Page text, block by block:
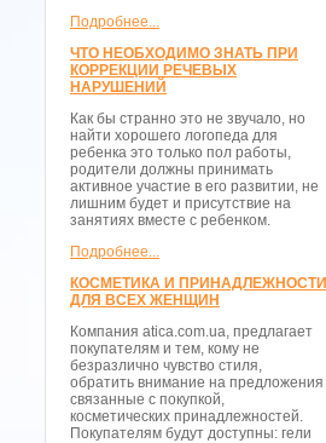
Подробнее...
ЧТО НЕОБХОДИМО ЗНАТЬ ПРИ
КОРРЕКЦИИ РЕЧЕВЫХ
НАРУШЕНИЙ
Как бы странно это не звучало, но
найти хорошего логопеда для
ребенка это только пол работы,
родители должны принимать
активное участие в его развитии, не
лишним будет и присутствие на
занятиях вместе с ребенком.
Подробнее...
КОСМЕТИКА И ПРИНАДЛЕЖНОСТИ
ДЛЯ ВСЕХ ЖЕНЩИН
Компания atica.com.ua, предлагает
покупателям и тем, кому не
безразлично чувство стиля,
обратить внимание на предложения
связанные с покупкой,
косметических принадлежностей.
Покупателям будут доступны: гели